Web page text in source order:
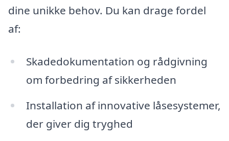
dine unikke behov. Du kan drage fordel
af:
Skadedokumentation og rådgivning
om forbedring af sikkerheden
Installation af innovative låsesystemer,
der giver dig tryghed